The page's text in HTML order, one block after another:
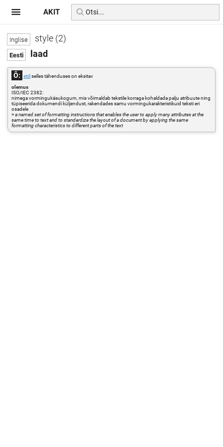
style (2)
laad
Õ: stiil selles tähenduses on eksitav
olemus
ISO/IEC 2382:
nimega vormingukäsukogum, mis võimaldab tekstile korraga kohaldada palju atribuute ning
tüpiseerida dokumendi küljendust, rakendades samu vormingukarakteristikuid teksti eri
osadele
=a named set of formatting instructions that enables the user to apply many attributes at the
same time to text and to standardize the layout of a document by applying the same
formatting characteristics to different parts of the text
AKIT